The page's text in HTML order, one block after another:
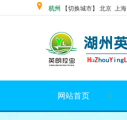
杭州 【切换城市】 北京 上海
网站首页